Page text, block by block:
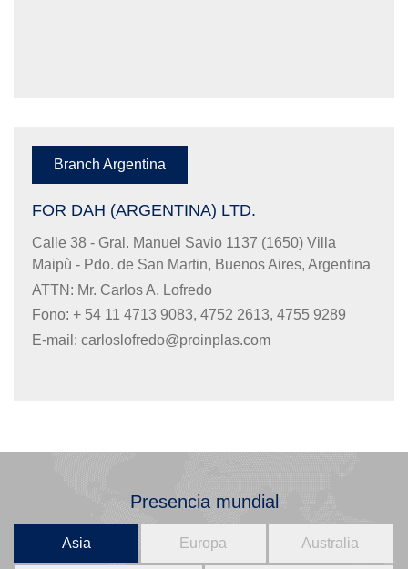
Branch Argentina
FOR DAH (ARGENTINA) LTD.
Calle 38 - Gral. Manuel Savio 1137 (1650) Villa
Maipù - Pdo. de San Martin, Buenos Aires, Argentina
ATTN: Mr. Carlos A. Lofredo
Fono: + 54 11 4713 9083, 4752 2613, 4755 9289
E-mail: carloslofredo@proinplas.com
Presencia mundial
Asia Europa Australia